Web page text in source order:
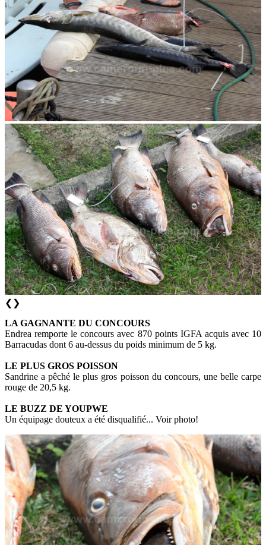
❮ ❯
LA GAGNANTE DU CONCOURS
Endrea remporte le concours avec 870 points IGFA acquis avec 10
Barracudas dont 6 au-dessus du poids minimum de 5 kg.
LE PLUS GROS POISSON
Sandrine a pêché le plus gros poisson du concours, une belle carpe
rouge de 20,5 kg.
LE BUZZ DE YOUPWE
Un équipage douteux a été disqualifié... Voir photo!